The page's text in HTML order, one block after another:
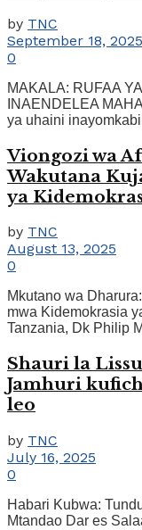
by TNC
September 18, 2025
0
MAKALA: RUFAA
INAENDELEA
ya uhaini
Viongozi wa
Wakutana
ya
by TNC
August 13, 2025
0
Mkutano wa
mwa Kidemokrasia
Tanzania, Dk Philip
Shauri la
Jamhuri
leo
by TNC
July 16, 2025
0
Habari Kubwa:
Mtandao Dar es